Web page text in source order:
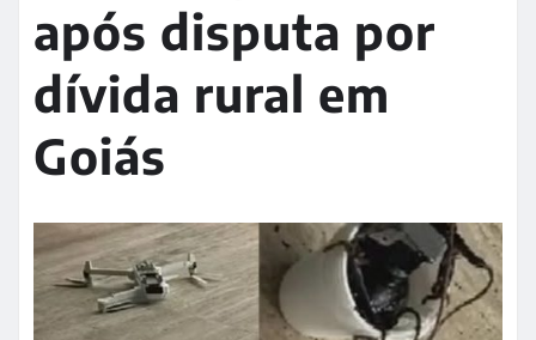
após disputa por
dívida rural em
Goiás